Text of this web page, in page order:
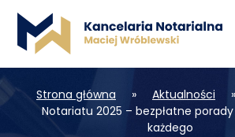
Strona główna » Aktualności »
Notariatu 2025 – bezpłatne
każdego